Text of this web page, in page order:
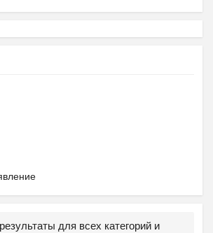
для всех категорий и